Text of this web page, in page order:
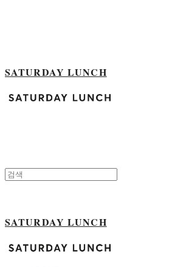
SATURDAY LUNCH
SATURDAY LUNCH